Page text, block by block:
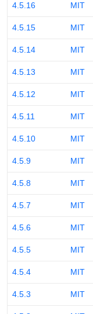
4.5.16 MIT
4.5.15 MIT
4.5.14 MIT
4.5.13 MIT
4.5.12 MIT
4.5.11 MIT
4.5.10 MIT
4.5.9 MIT
4.5.8 MIT
4.5.7 MIT
4.5.6 MIT
4.5.5 MIT
4.5.4 MIT
4.5.3 MIT